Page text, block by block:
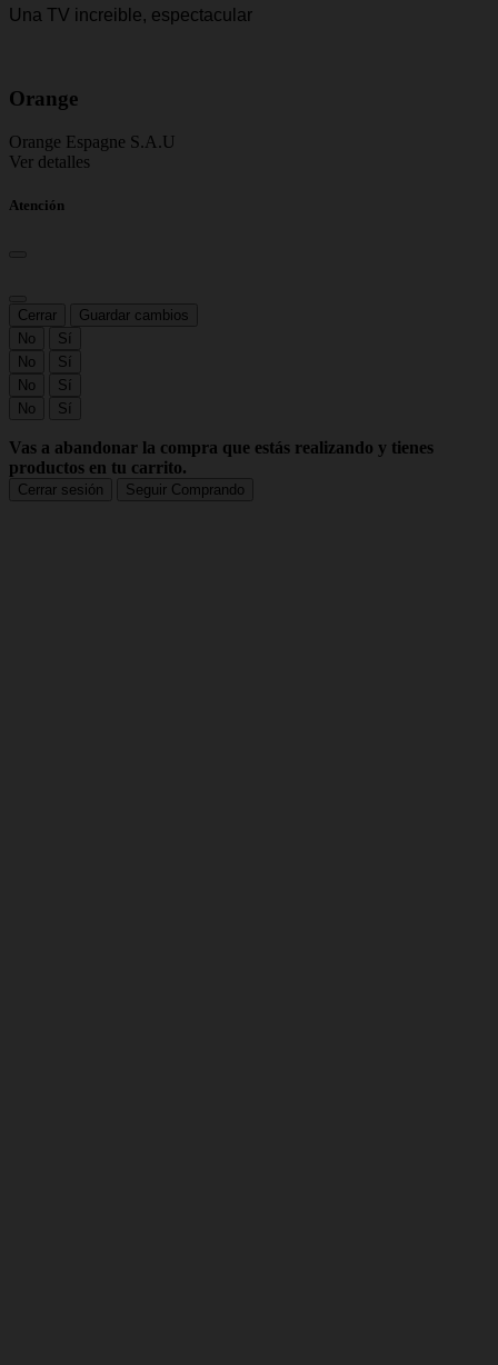
Orange
Orange Espagne S.A.U
Ver detalles
Atención
Cerrar
Guardar cambios
No
Sí
No
Sí
No
Sí
No
Sí
Vas a abandonar la compra que estás realizando y tienes
productos en tu carrito.
Cerrar sesión Seguir Comprando